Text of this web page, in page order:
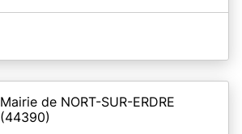
Mairie de NORT-SUR-ERDRE
(44390)